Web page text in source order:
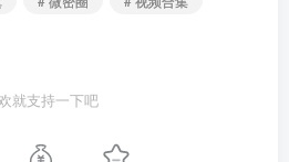
就支持一下吧